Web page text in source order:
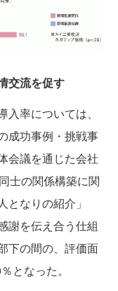
交流を促す
率については、
成功事例・挑戦事
会議を通じた会社
士の関係構築に関
なりの紹介」
謝を伝え合う仕組
下の間の、評価面
となった。